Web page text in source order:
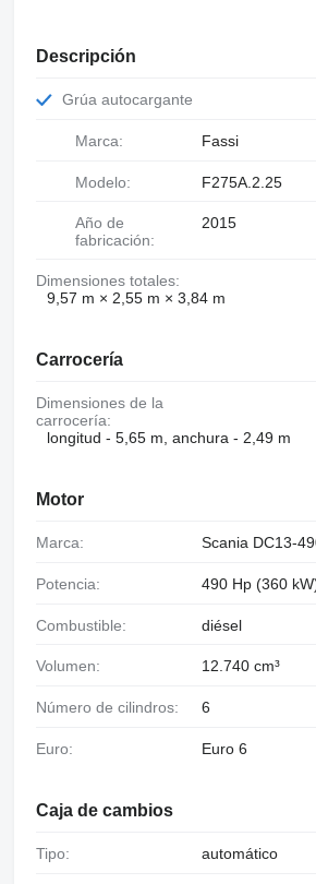
Descripción
Grúa autocargante
Marca: Fassi
Modelo: F275A.2.25
Año de
fabricación:
2015
Dimensiones totales:
9,57 m × 2,55 m × 3,84 m
Carrocería
Dimensiones de la
carrocería:
longitud - 5,65 m, anchura - 2,49 m
Motor
Marca: Scania DC13-
Potencia: 490 Hp (360
Combustible: diésel
Volumen: 12.740 cm³
Número de cilindros: 6
Euro: Euro 6
Caja de cambios
Tipo: automático